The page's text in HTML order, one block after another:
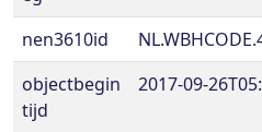
nen3610id
objectbegin
tijd
2017-09-